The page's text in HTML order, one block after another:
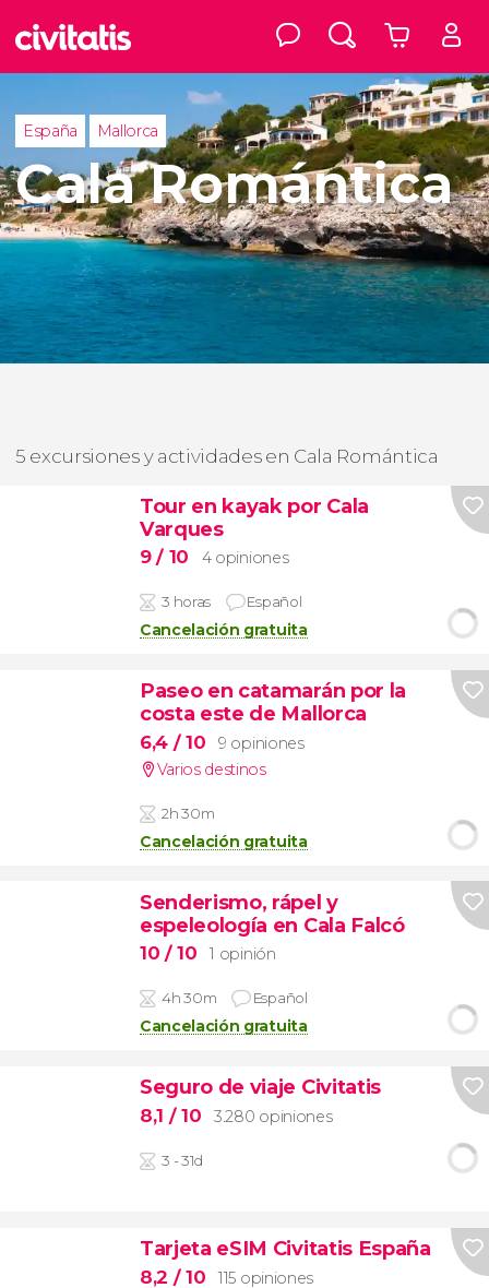
España Mallorca
Cala Romántica
5 excursiones y actividades en Cala Romántica
Tour en kayak por Cala
Varques
9/ 10 4 opiniones
3 horas Español
Cancelación gratuita
Paseo en catamarán por la
costa este de Mallorca
6,4 / 10
9 opiniones
Varios destinos
2h 30m
Cancelación gratuita
Senderismo, rápel y
espeleología en Cala Falcó
10 / 10 1 opinión
4h 30m Español
Cancelación gratuita
Seguro de viaje Civitatis
8,1 / 10 3.280 opiniones
3 - 31d
Tarjeta eSIM Civitatis España
8,2 / 10 115 opiniones